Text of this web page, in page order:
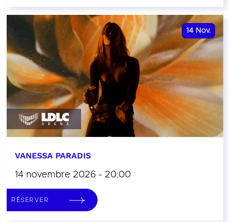
14 Nov.
VANESSA PARADIS
14 novembre 2026 - 20:00
RÉSERVER